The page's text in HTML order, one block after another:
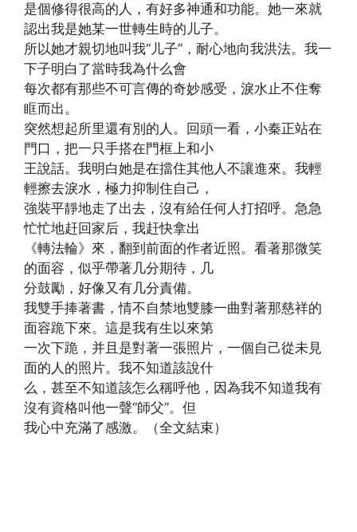
是個修得很高的人，有好多神通和功能。她一來就
認出我是她某一世轉生時的儿子。
所以她才親切地叫我“儿子”，耐心地向我洪法。我一
下子明白了當時我為什么會
每次都有那些不可言傳的奇妙感受，淚水止不住奪
眶而出。
突然想起所里還有別的人。回頭一看，小秦正站在
門口，把一只手搭在門框上和小
王說話。我明白她是在擋住其他人不讓進來。我輕
輕擦去淚水，極力抑制住自己，
強裝平靜地走了出去，沒有給任何人打招呼。急急
忙忙地赶回家后，我赶快拿出
《轉法輪》來，翻到前面的作者近照。看著那微笑
的面容，似乎帶著几分期待，几
分鼓勵，好像又有几分責備。
我雙手捧著書，情不自禁地雙膝一曲對著那慈祥的
面容跪下來。這是我有生以來第
一次下跪，并且是對著一張照片，一個自己從未見
面的人的照片。我不知道該說什
么，甚至不知道該怎么稱呼他，因為我不知道我有
沒有資格叫他一聲“師父”。但
我心中充滿了感激。（全文結束）